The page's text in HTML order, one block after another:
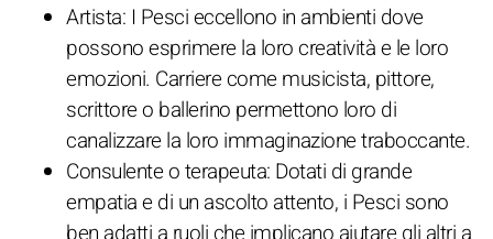
Artista: I Pesci eccellono in ambienti dove
possono esprimere la loro creatività e le loro
emozioni. Carriere come musicista, pittore,
scrittore o ballerino permettono loro di
canalizzare la loro immaginazione traboccante.
Consulente o terapeuta: Dotati di grande
empatia e di un ascolto attento, i Pesci sono